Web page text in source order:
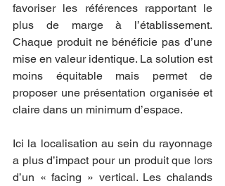
favoriser les références rapportant le
plus de marge à l’établissement.
Chaque produit ne bénéficie pas d’une
mise en valeur identique. La solution est
moins équitable mais permet de
proposer une présentation organisée et
claire dans un minimum d’espace.
Ici la localisation au sein du rayonnage
a plus d’impact pour un produit que lors
d’un « facing » vertical. Les chalands